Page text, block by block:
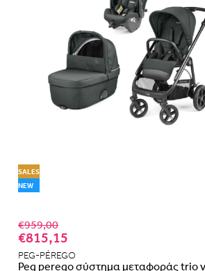
SALES
NEW
€959,00
€815,15
PEG-PÉREGO
Peg perego σύστημα μεταφοράς trio